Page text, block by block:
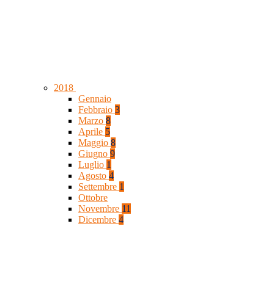
2018
Gennaio
Febbraio 3
Marzo 8
Aprile 5
Maggio 8
Giugno 9
Luglio 1
Agosto 4
Settembre 1
Ottobre
Novembre 11
Dicembre 4